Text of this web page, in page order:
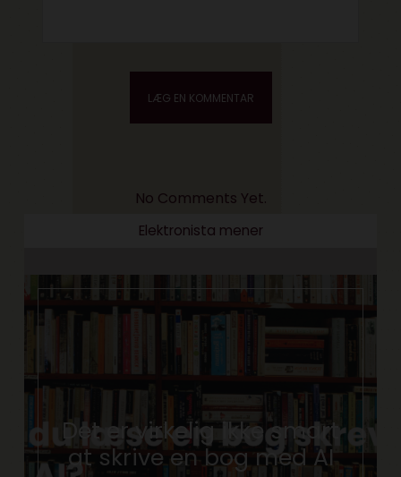
No Comments Yet.
Elektronista mener
Det er virkelig ikke smart
at skrive en bog med AI